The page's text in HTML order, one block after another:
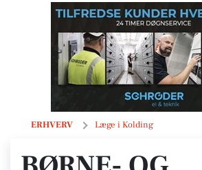
ERHVERV Læge i Kolding
Børne- og ungdomspsykiater ved